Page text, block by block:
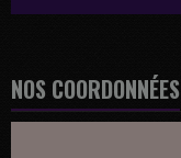
NOS COORDONNÉES